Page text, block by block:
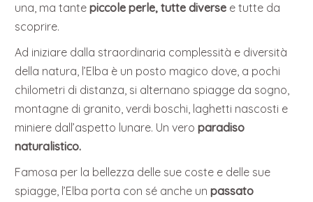
una, ma tantepiccole perle, tutte diverse e tutte da
scoprire.
Ad iniziare dalla straordinaria complessità e diversità
della natura, l’Elba è un posto magico dove, a pochi
chilometri di distanza, si alternano spiagge da sogno,
montagne di granito, verdi boschi, laghetti nascosti e
miniere dall’aspetto lunare. Un veroparadiso
naturalistico.
Famosa per la bellezza delle sue coste e delle sue
spiagge, l’Elba porta con sé anche unpassato